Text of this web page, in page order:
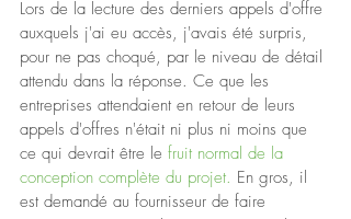
Lors de la lecture des derniers appels d'offre
auxquels j'ai eu accès, j'avais été surpris,
pour ne pas choqué, par le niveau de détail
attendu dans la réponse. Ce que les
entreprises attendaient en retour de leurs
appels d'offres n'était ni plus ni moins que
ce qui devrait être le fruit normal de la
conception complète du projet. En gros, il
est demandé au fournisseur de faire